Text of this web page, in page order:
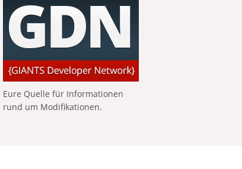
Eure Quelle für Informationen
rund um Modifikationen.